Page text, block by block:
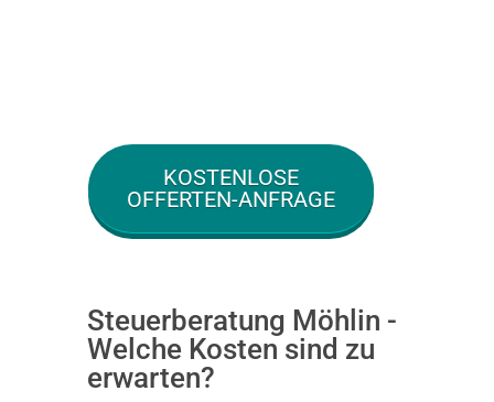
KOSTENLOSE
OFFERTEN-ANFRAGE
Steuerberatung Möhlin -
Welche Kosten sind zu
erwarten?